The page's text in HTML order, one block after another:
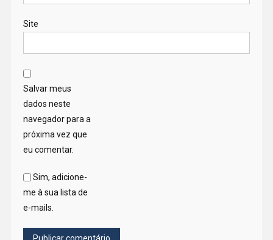
Site
Salvar meus
dados neste
navegador para a
próxima vez que
eu comentar.
Sim, adicione-
me à sua lista de
e-mails.